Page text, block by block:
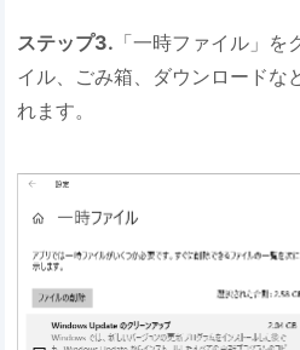
ステップ3. 「一時ファイル」
イル、ごみ箱、ダウンロードな
れます。